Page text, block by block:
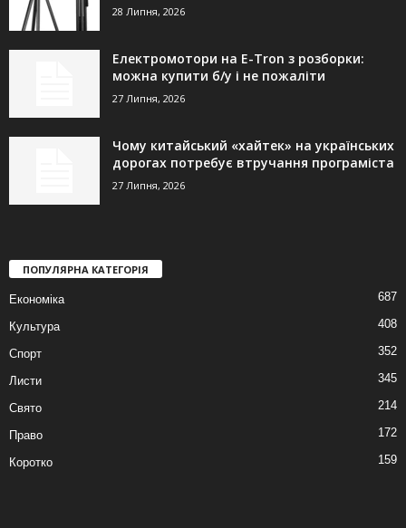
28 Липня, 2026
Електромотори на E-Tron з розборки:
можна купити б/у і не пожаліти
27 Липня, 2026
Чому китайський «хайтек» на українських
дорогах потребує втручання програміста
27 Липня, 2026
ПОПУЛЯРНА КАТЕГОРІЯ
Економіка 687
Культура 408
Спорт 352
Листи 345
Свято 214
Право 172
Коротко 159